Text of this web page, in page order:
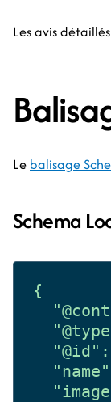
Les avis
Le balisage
Schema
{